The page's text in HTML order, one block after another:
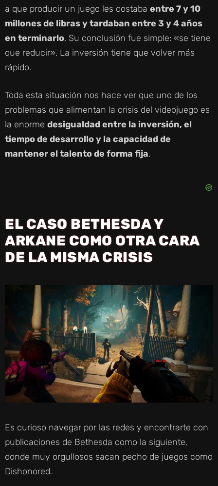
a que producir un juego les costaba entre 7 y 10
millones de libras y tardaban entre 3 y 4 años
en terminarlo. Su conclusión fue simple: «se tiene
que reducir». La inversión tiene que volver más
rápido.
Toda esta situación nos hace ver que uno de los
problemas que alimentan la crisis del videojuego es
la enorme desigualdad entre la inversión, el
tiempo de desarrollo y la capacidad de
mantener el talento de forma fija.
EL CASO BETHESDA Y
ARKANE COMO OTRA CARA
DE LA MISMA CRISIS
Es curioso navegar por las redes y encontrarte con
publicaciones de Bethesda como la siguiente,
donde muy orgullosos sacan pecho de juegos como
Dishonored.